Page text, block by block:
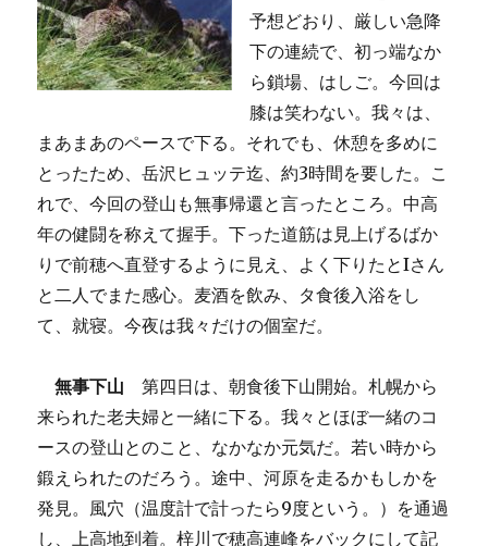
予想どおり、厳しい急降
下の連続で、初っ端なか
ら鎖場、はしご。今回は
膝は笑わない。我々は、
まあまあのペースで下る。それでも、休憩を多めに
とったため、岳沢ヒュッテ迄、約3時間を要した。こ
れで、今回の登山も無事帰還と言ったところ。中高
年の健闘を称えて握手。下った道筋は見上げるばか
りで前穂へ直登するように見え、よく下りたとIさん
と二人でまた感心。麦酒を飲み、タ食後入浴をし
て、就寝。今夜は我々だけの個室だ。
無事下山 第四日は、朝食後下山開始。札幌から
来られた老夫婦と一緒に下る。我々とほぼ一緒のコ
ースの登山とのこと、なかなか元気だ。若い時から
鍛えられたのだろう。途中、河原を走るかもしかを
発見。風穴（温度計で計ったら9度という。）を通過
し、上高地到着。梓川で穂高連峰をバックにして記